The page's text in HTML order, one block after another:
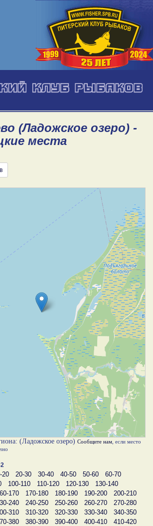
(Ладожское озеро) -
места
(Ладожское озеро) Сообщите нам , если место
20 20-30 30-40 40-50 50-60
60-70
100-110 110-120 120-130
130-140
170 170-180 180-190 190-200
200-210
240 240-250 250-260 260-270
270-280
310 310-320 320-330 330-340
340-350
380 380-390 390-400 400-410
410-420